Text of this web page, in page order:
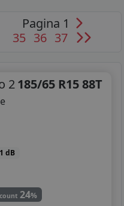
Pagina 1
35 36 37
2185/65 R15 88T
dB
24%